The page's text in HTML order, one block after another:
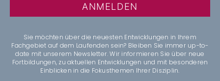
ANMELDEN
Sie möchten über die neuesten Entwicklungen in Ihrem
Fachgebiet auf dem Laufenden sein? Bleiben Sie immer up-to-
date mit unserem Newsletter. Wir informieren Sie über neue
Fortbildungen, zu aktuellen Entwicklungen und mit besonderen
Einblicken in die Fokusthemen Ihrer Disziplin.